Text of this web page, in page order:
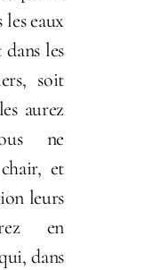
eaux
les
soit
aurez
ne
et
leurs
en
dans